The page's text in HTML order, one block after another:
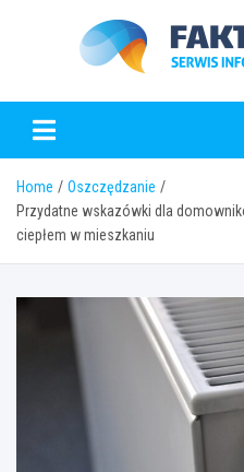
Home
Oszczędzanie
Przydatne wskazówki dla
ciepłem w mieszkaniu